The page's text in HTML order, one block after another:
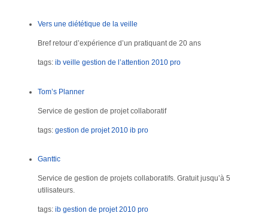
Vers une diététique de la veille
Bref retour d’expérience d’un pratiquant de 20 ans
tags: ib veille gestion de l’attention 2010 pro
Tom’s Planner
Service de gestion de projet collaboratif
tags: gestion de projet 2010 ib pro
Ganttic
Service de gestion de projets collaboratifs. Gratuit jusqu’à 5
utilisateurs.
tags: ib gestion de projet 2010 pro